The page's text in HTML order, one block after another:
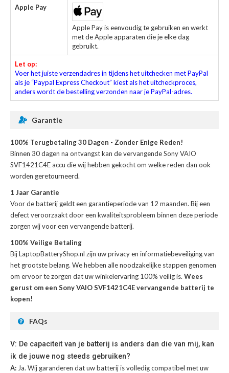
Apple Pay
Apple Pay is eenvoudig te gebruiken en werkt
met de Apple apparaten die je elke dag
gebruikt.
Let op:
Voer het juiste verzendadres in tijdens het uitchecken met PayPal
als je “Paypal Express Checkout” kiest als het uitcheckproces,
anders wordt de bestelling verzonden naar je PayPal-adres.
Garantie
100% Terugbetaling 30 Dagen - Zonder Enige Reden!
Binnen 30 dagen na ontvangst kan devervangende Sony VAIO
SVF1421C4E accu die wij hebben gekocht om welke reden dan ook
worden geretourneerd.
1 Jaar Garantie
Voor debatterij geldt een garantieperiode van 12 maanden. Bij een
defect veroorzaakt door een kwaliteitsprobleem binnen deze periode
zorgen wij voor een vervangende batterij.
100% Veilige Betaling
Bij LaptopBatteryShop.nl zijn uw privacy en informatiebeveiliging van
het grootste belang. We hebben alle noodzakelijke stappen genomen
om ervoor te zorgen dat uw winkelervaring 100% veilig is. Wees
gerust om een Sony VAIO SVF1421C4E vervangende batterij te
kopen!
FAQs
V: De capaciteit van je batterij is anders dan die van mij, kan
ik de jouwe nog steeds gebruiken?
A: Ja. Wij garanderen dat uw batterij is volledig compatibel met uw